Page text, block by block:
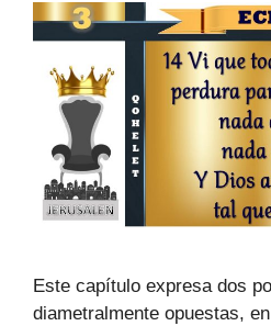
Este capítulo expresa dos
diametralmente opuestas,